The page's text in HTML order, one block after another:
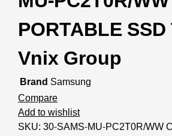
PORTABLE
Vnix Group
Brand Samsung
Compare
Add to wishlist
SKU: 30-SAMS-MU-PC2T0R/WW